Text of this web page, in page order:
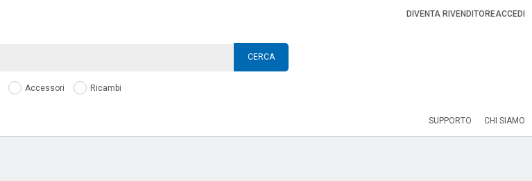
DIVENTA RIVENDITOREACCEDI
CERCA
Accessori Ricambi
SUPPORTO CHI SIAMO